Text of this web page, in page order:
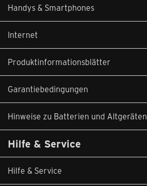
Handys & Smartphones
Internet
Produktinformationsblätter
Garantiebedingungen
Hinweise zu Batterien und Altgeräten
Hilfe & Service
Hilfe & Service